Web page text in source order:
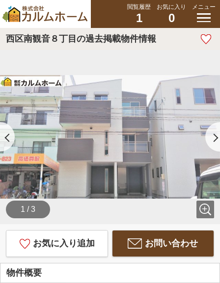
閲覧履歴
1
お気に入り
0
メニュー
西区南観音８丁目の過去掲載物件情報
1 / 3
お気に入り追加 お問い合わせ
物件概要